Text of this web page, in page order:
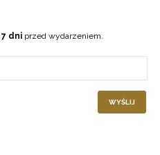
7 dni przed wydarzeniem.
WYŚLIJ